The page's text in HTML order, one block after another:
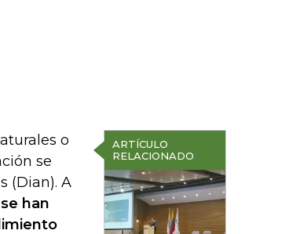
ARTÍCULO
RELACIONADO
o
se
(Dian). A
han